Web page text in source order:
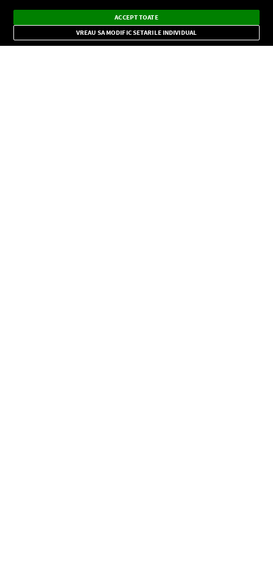
CONFIDENŢIALITATE
Dark
Mode
Radio live, podcasturi, știri și alerte
importante.
×
ACCEPT TOATE
VREAU SA MODIFIC SETARILE INDIVIDUAL